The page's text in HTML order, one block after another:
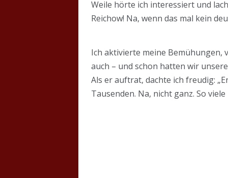
Weile hörte ich interessiert und
Reichow! Na, wenn das mal kein
Ich aktivierte meine Bemühungen,
auch – und schon hatten wir
Als er auftrat, dachte ich freudig:
Tausenden. Na, nicht ganz. So